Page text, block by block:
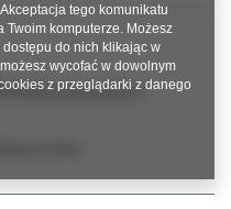
Akceptacja tego komunikatu
komputerze. Możesz
do nich klikając w
wycofać w dowolnym
z przeglądarki z danego